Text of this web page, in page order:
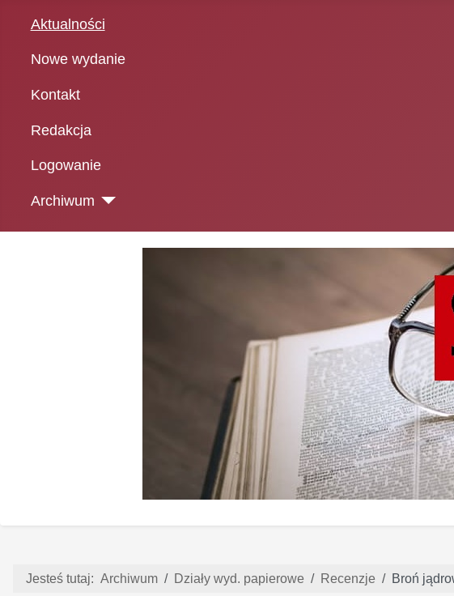
Aktualności
Nowe wydanie
Kontakt
Redakcja
Logowanie
Archiwum
Jesteś tutaj: Archiwum Działy wyd. papierowe Recenzje Broń